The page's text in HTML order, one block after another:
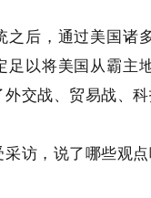
之后，通过美国诸
足以将美国从霸主
交战、贸易战、科
访，说了哪些观点